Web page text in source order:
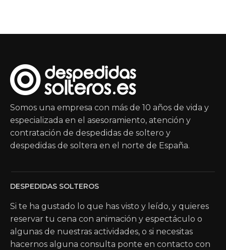
Somos una empresa con más de 10 años de vida y
especializada en el asesoramiento, atención y
contratación de despedidas de soltero y
despedidas de soltera en el norte de España.
DESPEDIDAS SOLTEROS
Si te ha gustado lo que has visto y leído, y quieres
reservar tu cena con animación y espectáculo o
algunas de nuestras actividades, o si necesitas
hacernos alguna consulta ponte en contacto con